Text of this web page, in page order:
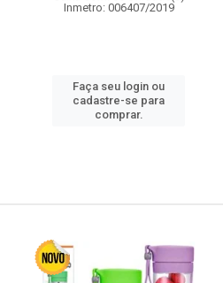
Inmetro: 006407/2019
Faça seu login ou
cadastre-se para
comprar.